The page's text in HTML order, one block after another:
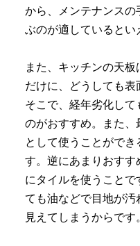
から、メンテナンス
ぶのが適しているとい
また、キッチンの天
だけに、どうしても表
そこで、経年劣化し
のがおすすめ。また
として使うことがで
す。逆にあまりおすす
にタイルを使うこと
ても油などで目地が汚
見えてしまうからです。